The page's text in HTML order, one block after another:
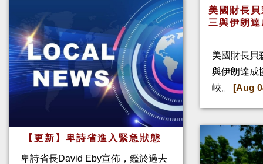
【更新】卑詩省進入緊急狀態
卑詩省長David Eby宣佈，鑑於過去
美國財長
三與伊朗
美國財長貝
與伊朗達成
峽。
[Aug